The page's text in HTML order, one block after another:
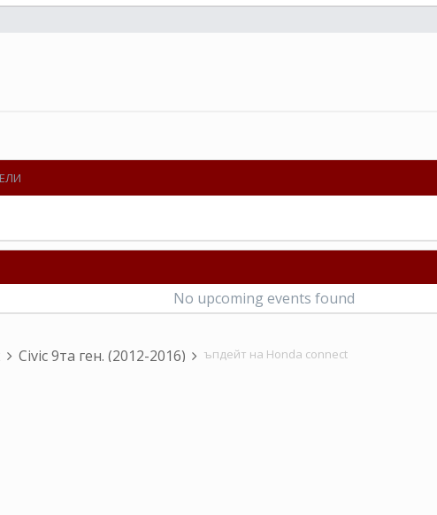
No upcoming events found
Civic 9та ген. (2012-2016) ъпдейт на Honda connect